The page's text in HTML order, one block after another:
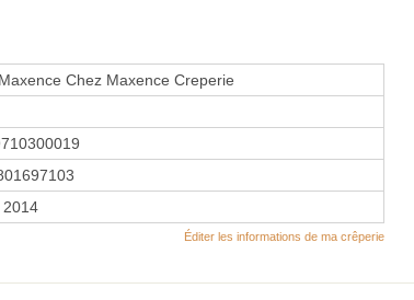
Chez Maxence Creperie
2014
Éditer les informations de ma crêperie